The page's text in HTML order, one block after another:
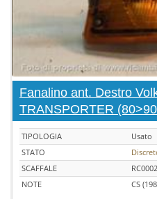
Fanalino ant. Destro
TRANSPORTER
TIPOLOGIA
Usato
STATO
SCAFFALE
NOTE
CS